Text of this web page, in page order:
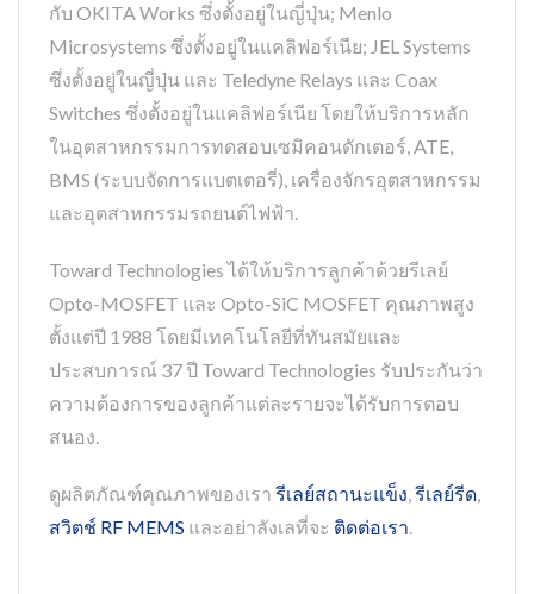
กับ OKITA Works ซึ่งตั้งอยู่ในญี่ปุ่น; Menlo
Microsystems ซึ่งตั้งอยู่ในแคลิฟอร์เนีย; JEL Systems
ซึ่งตั้งอยู่ในญี่ปุ่น และ Teledyne Relays และ Coax
Switches ซึ่งตั้งอยู่ในแคลิฟอร์เนีย โดยให้บริการหลัก
ในอุตสาหกรรมการทดสอบเซมิคอนดักเตอร์, ATE,
BMS (ระบบจัดการแบตเตอรี่), เครื่องจักรอุตสาหกรรม
และอุตสาหกรรมรถยนต์ไฟฟ้า.
Toward Technologies ได้ให้บริการลูกค้าด้วยรีเลย์
Opto-MOSFET และ Opto-SiC MOSFET คุณภาพสูง
ตั้งแต่ปี 1988 โดยมีเทคโนโลยีที่ทันสมัยและ
ประสบการณ์ 37 ปี Toward Technologies รับประกันว่า
ความต้องการของลูกค้าแต่ละรายจะได้รับการตอบ
สนอง.
ดูผลิตภัณฑ์คุณภาพของเรา รีเลย์สถานะแข็ง,รีเลย์รีด,
สวิตช์ RF MEMS และอย่าลังเลที่จะ ติดต่อเรา.